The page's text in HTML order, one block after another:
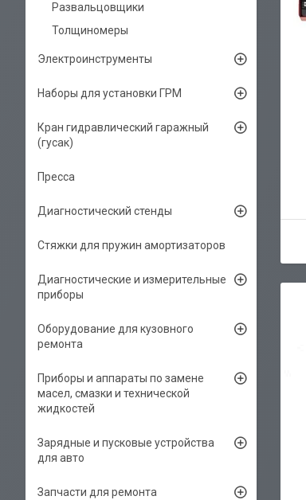
Развальцовщики
Толщиномеры
Электроинструменты
Наборы для установки ГРМ
Кран гидравлический гаражный
(гусак)
Пресса
Диагностический стенды
Стяжки для пружин амортизаторов
Диагностические и измерительные
приборы
Оборудование для кузовного
ремонта
Приборы и аппараты по замене
масел, смазки и технической
жидкостей
Зарядные и пусковые устройства
для авто
Запчасти для ремонта